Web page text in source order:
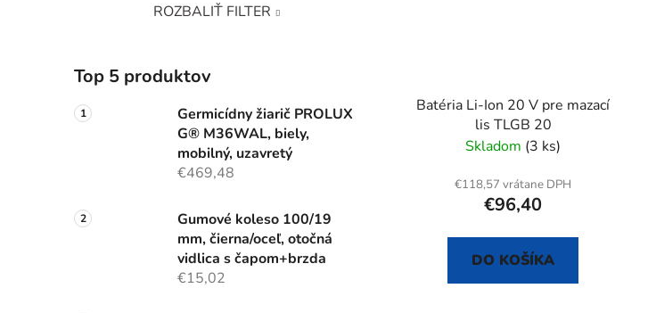
ROZBALIŤ FILTER
Top 5 produktov
Germicídny žiarič PROLUX
G® M36WAL, biely,
mobilný, uzavretý
€469,48
Gumové koleso 100/19
mm, čierna/oceľ, otočná
vidlica s čapom+brzda
€15,02
Batéria Li-Ion 20 V pre mazací
lis TLGB 20
Skladom (3 ks)
€118,57 vrátane DPH
€96,40
DO KOŠÍKA